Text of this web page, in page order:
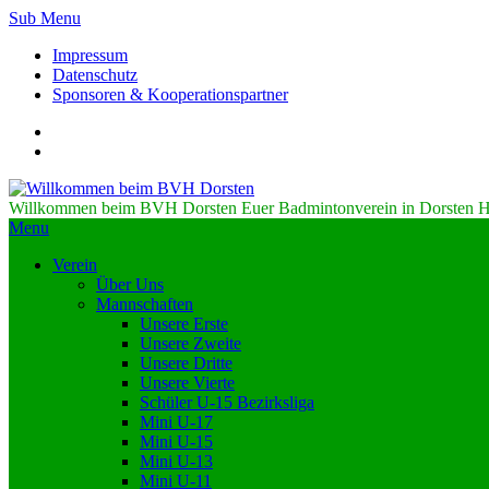
Sub Menu
Impressum
Datenschutz
Sponsoren & Kooperationspartner
Willkommen beim BVH Dorsten Euer Badmintonverein in Dorsten
Menu
Verein
Über Uns
Mannschaften
Unsere Erste
Unsere Zweite
Unsere Dritte
Unsere Vierte
Schüler U-15 Bezirksliga
Mini U-17
Mini U-15
Mini U-13
Mini U-11